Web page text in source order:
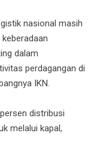
nasional masih
dalam
perdagangan di
IKN.
distribusi
melalui kapal,